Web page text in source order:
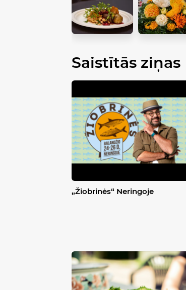
Saistītās ziņas
„Žiobrinės“ Neringoje